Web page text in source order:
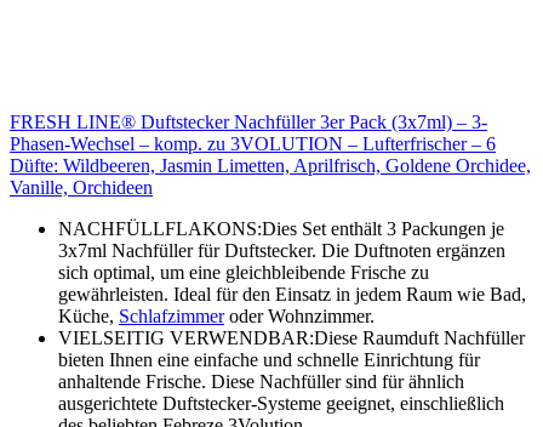
FRESH LINE® Duftstecker Nachfüller 3er Pack (3x7ml) – 3-
Phasen-Wechsel – komp. zu 3VOLUTION – Lufterfrischer – 6
Düfte: Wildbeeren, Jasmin Limetten, Aprilfrisch, Goldene Orchidee,
Vanille, Orchideen
NACHFÜLLFLAKONS:Dies Set enthält 3 Packungen je
3x7ml Nachfüller für Duftstecker. Die Duftnoten ergänzen
sich optimal, um eine gleichbleibende Frische zu
gewährleisten. Ideal für den Einsatz in jedem Raum wie Bad,
Küche, Schlafzimmeroder Wohnzimmer.
VIELSEITIG VERWENDBAR:Diese Raumduft Nachfüller
bieten Ihnen eine einfache und schnelle Einrichtung für
anhaltende Frische. Diese Nachfüller sind für ähnlich
ausgerichtete Duftstecker-Systeme geeignet, einschließlich